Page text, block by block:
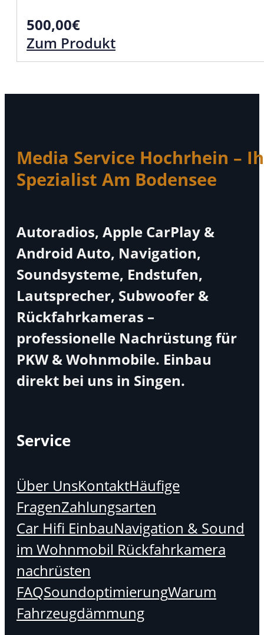
500,00€
Zum Produkt
Media Service Hochrhein –
Spezialist Am Bodensee
Autoradios, Apple CarPlay &
Android Auto, Navigation,
Soundsysteme, Endstufen,
Lautsprecher, Subwoofer &
Rückfahrkameras –
professionelle Nachrüstung für
PKW & Wohnmobile. Einbau
direkt bei uns in Singen.
Service
Über UnsKontaktHäufige
FragenZahlungsarten
Car Hifi EinbauNavigation & Sound
im Wohnmobil Rückfahrkamera
nachrüsten
FAQSoundoptimierungWarum
Fahrzeugdämmung